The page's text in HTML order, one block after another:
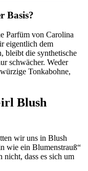
Basis?
Parfüm von Carolina
eigentlich dem
bleibt die synthetische
schwächer. Weder
Tonkabohne,
Blush
wir uns in Blush
wie ein Blumenstrauß“
nicht, dass es sich um